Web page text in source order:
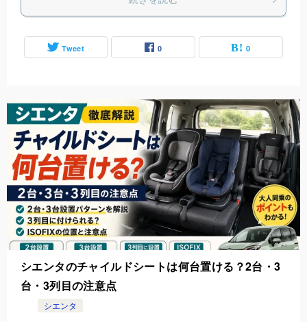
Tweet 0 0
シエンタのチャイルドシートは何台置ける？2台・3
台・3列目の注意点
シエンタ